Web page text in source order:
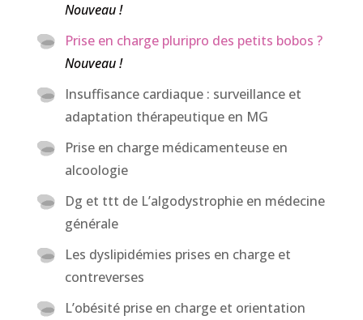
Nouveau !
Prise en charge pluripro des petits bobos ?
Nouveau !
Insuffisance cardiaque : surveillance et
adaptation thérapeutique en MG
Prise en charge médicamenteuse en
alcoologie
Dg et ttt de L’algodystrophie en médecine
générale
Les dyslipidémies prises en charge et
contreverses
L’obésité prise en charge et orientation